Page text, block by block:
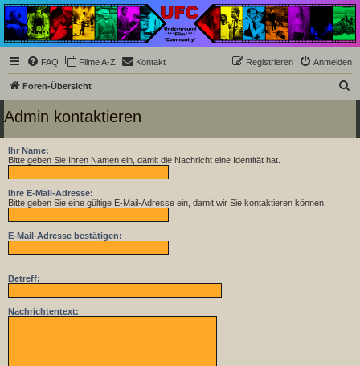
Underground Film
Community
Die Underground Film Community ist ein deutschsprachiges Filmforum und ein Paradies
für Cineasten und Filmsüchtige jenseits des Mainstreams.
FAQ Filme A-Z Kontakt Anmelden
Registrieren
Foren-Übersicht
Admin kontaktieren
Ihr Name:
Bitte geben Sie Ihren Namen ein, damit die Nachricht eine Identität hat.
Ihre E-Mail-Adresse:
Bitte geben Sie eine gültige E-Mail-Adresse ein, damit wir Sie kontaktieren können.
E-Mail-Adresse bestätigen:
Betreff:
Nachrichtentext: